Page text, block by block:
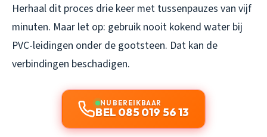
Herhaal dit proces drie keer met tussenpauzes van vijf
minuten. Maar let op: gebruik nooit kokend water bij
PVC-leidingen onder de gootsteen. Dat kan de
verbindingen beschadigen.
NU BEREIKBAAR
BEL 085 019 56 13